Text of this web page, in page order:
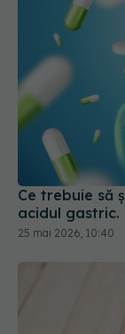
Ce trebuie să
acidul
25 mai 2026, 10:40